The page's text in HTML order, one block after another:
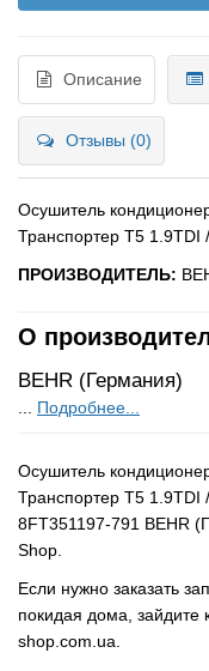
Описание
Отзывы (0)
Осушитель
Транспортер Т5 1.9TDI
ПРОИЗВОДИТЕЛЬ:
О
BEHR (Германия)
Подробнее...
Осушитель
Транспортер Т5 1.9TDI
8FT351197-791 BEHR
Shop.
Если нужно заказать
покидая дома, зайдите
shop.com.ua.